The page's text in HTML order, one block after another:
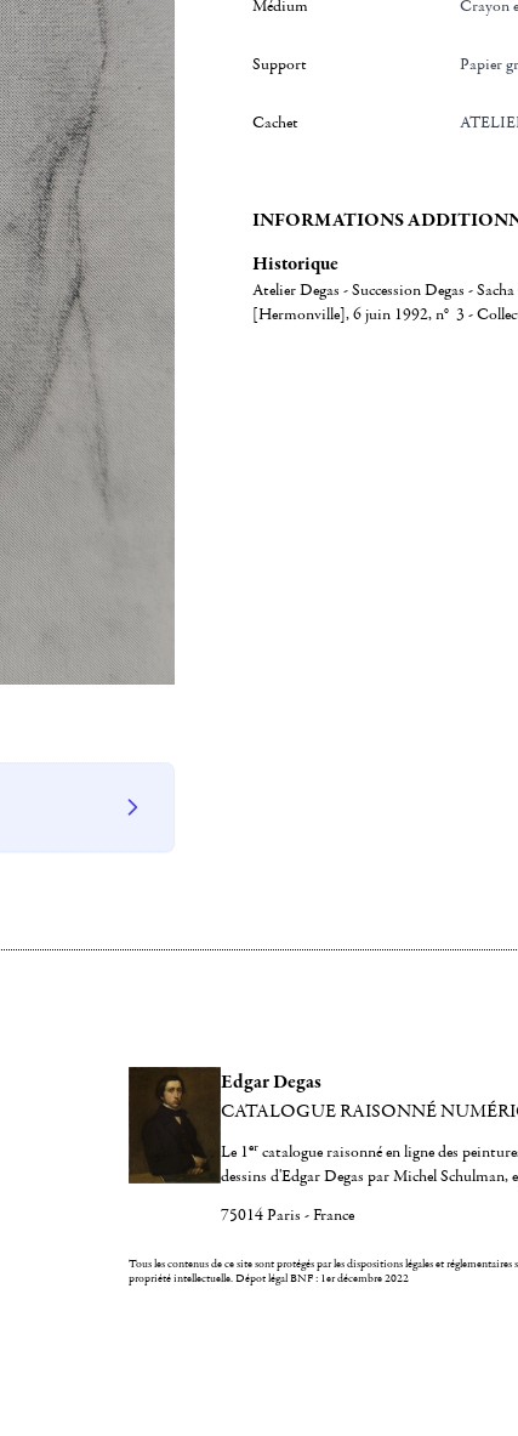
Médium
Support Papier
Cachet
INFORMATIONS
Historique
Atelier Degas - Succession Degas -
[Hermonville], 6 juin 1992, n° 3 -
Edgar Degas
CATALOGUE RAISONNÉ
Le 1er catalogue raisonné en ligne des
dessins d'Edgar Degas par Michel Schulman,
75014 Paris - France
Tous les contenus de ce site sont protégés par les dispositions légales et réglementaires
propriété intellectuelle.Dépot légal BNF : 1er décembre 2022